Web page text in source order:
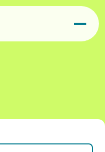
企画・制作